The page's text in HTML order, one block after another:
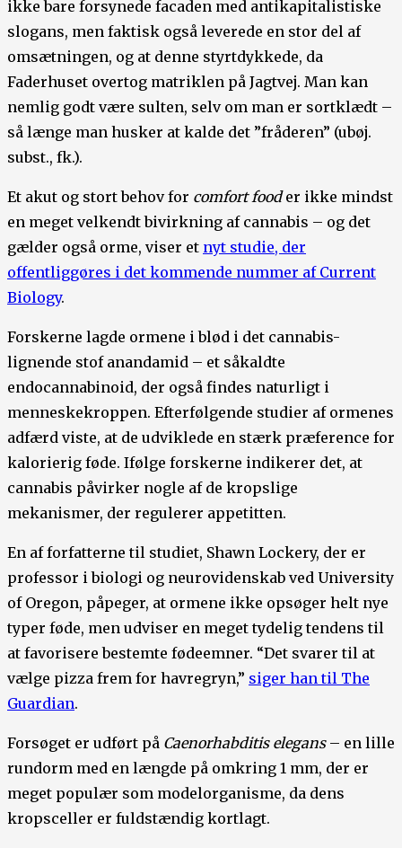
ikke bare forsynede facaden med antikapitalistiske
slogans, men faktisk også leverede en stor del af
omsætningen, og at denne styrtdykkede, da
Faderhuset overtog matriklen på Jagtvej. Man kan
nemlig godt være sulten, selv om man er sortklædt –
så længe man husker at kalde det ”fråderen” (ubøj.
subst., fk.).
Et akut og stort behov for comfort fooder ikke mindst
en meget velkendt bivirkning af cannabis – og det
gælder også orme, viser et nyt studie, der
offentliggøres i det kommende nummer af Current
Biology.
Forskerne lagde ormene i blød i det cannabis-
lignende stof anandamid – et såkaldte
endocannabinoid, der også findes naturligt i
menneskekroppen. Efterfølgende studier af ormenes
adfærd viste, at de udviklede en stærk præference for
kalorierig føde. Ifølge forskerne indikerer det, at
cannabis påvirker nogle af de kropslige
mekanismer, der regulerer appetitten.
En af forfatterne til studiet, Shawn Lockery, der er
professor i biologi og neurovidenskab ved University
of Oregon, påpeger, at ormene ikke opsøger helt nye
typer føde, men udviser en meget tydelig tendens til
at favorisere bestemte fødeemner. “Det svarer til at
vælge pizza frem for havregryn,” siger han til The
Guardian.
Forsøget er udført på Caenorhabditis elegans – en lille
rundorm med en længde på omkring 1 mm, der er
meget populær som modelorganisme, da dens
kropsceller er fuldstændig kortlagt.